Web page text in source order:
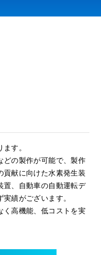
す。
どの製作が可能で、製作
貢献に向けた水素発生装
置、自動車の自動運転デ
績がございます。
く高機能、低コストを実